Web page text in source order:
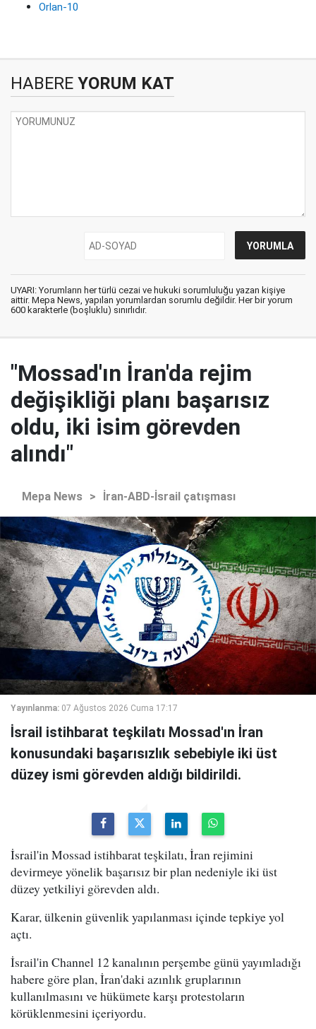
Orlan-10
HABERE YORUM KAT
UYARI: Yorumların her türlü cezai ve hukuki sorumluluğu yazan kişiye
aittir. Mepa News, yapılan yorumlardan sorumlu değildir. Her bir yorum
600 karakterle (boşluklu) sınırlıdır.
"Mossad'ın İran'da rejim
değişikliği planı başarısız
oldu, iki isim görevden
alındı"
Mepa News > İran-ABD-İsrail çatışması
Yayınlanma: 07 Ağustos 2026 Cuma 17:17
İsrail istihbarat teşkilatı Mossad'ın İran
konusundaki başarısızlık sebebiyle iki üst
düzey ismi görevden aldığı bildirildi.
İsrail'in Mossad istihbarat teşkilatı, İran rejimini
devirmeye yönelik başarısız bir plan nedeniyle iki üst
düzey yetkiliyi görevden aldı.
Karar, ülkenin güvenlik yapılanması içinde tepkiye yol
açtı.
İsrail'in Channel 12 kanalının perşembe günü yayımladığı
habere göre plan, İran'daki azınlık gruplarının
kullanılmasını ve hükümete karşı protestoların
körüklenmesini içeriyordu.